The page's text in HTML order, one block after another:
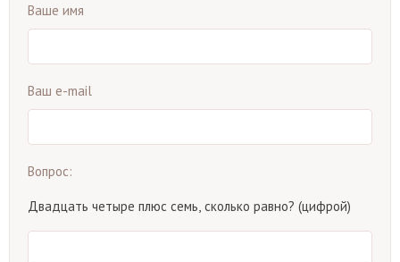
Ваше имя
Ваш e-mail
Вопрос:
Двадцать четыре плюс семь, сколько равно? (цифрой)